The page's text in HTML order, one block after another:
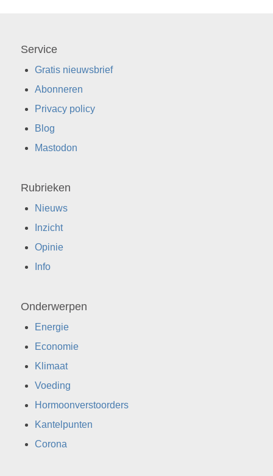
Service
Gratis nieuwsbrief
Abonneren
Privacy policy
Blog
Mastodon
Rubrieken
Nieuws
Inzicht
Opinie
Info
Onderwerpen
Energie
Economie
Klimaat
Voeding
Hormoonverstoorders
Kantelpunten
Corona